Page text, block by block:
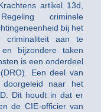
artikel 13d,
criminele
bij het
criminaliteit aan te
bijzondere taken
is een onderdeel
Een deel van
naar het
Dit houdt in dat er
de CIE-officier van